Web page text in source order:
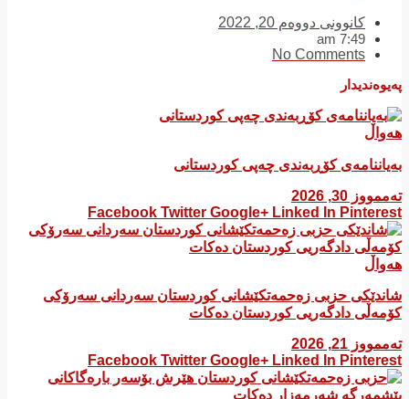
کانوونی دووەم 20, 2022
7:49 am
No Comments
پەیوەندیدار
هەواڵ
بەیاننامەی کۆڕبەندی چەپی کوردستانی
تەممووز 30, 2026
Facebook Twitter Google+ Linked In Pinterest
هەواڵ
شاندێکی حزبی زەحمەتکێشانی کوردستان سەردانی سەرۆکی
کۆمەڵی دادگەریی کوردستان دەکات
تەممووز 21, 2026
Facebook Twitter Google+ Linked In Pinterest